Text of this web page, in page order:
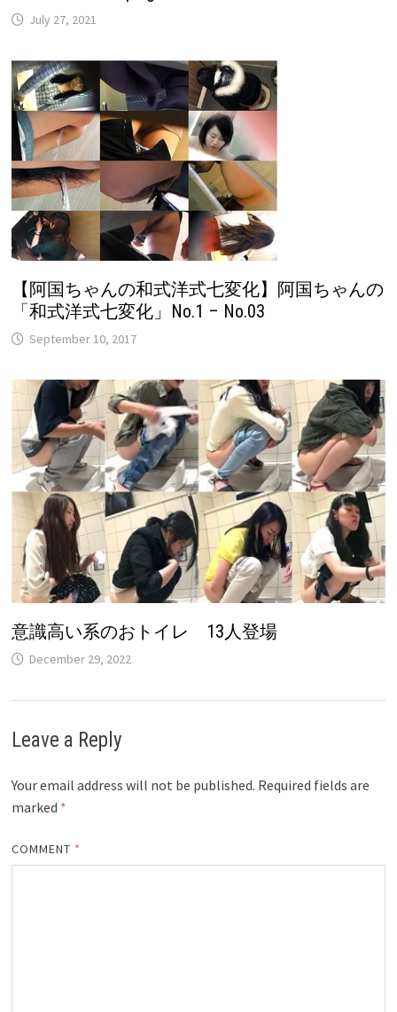
July 27, 2021
【阿国ちゃんの和式洋式七変化】阿国ちゃんの
「和式洋式七変化」No.1 – No.03
September 10, 2017
意識高い系のおトイレ 13人登場
December 29, 2022
Leave a Reply
Your email address will not be published. Required fields are
marked *
COMMENT *